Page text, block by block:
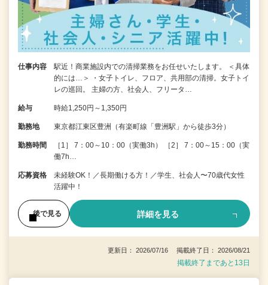
仕事内容
駅近！商業施設内での清掃業務をお任せいたします。 ＜具体
的には…＞ ・女子トイレ、フロア、共用部の清掃。女子トイ
レの巡回。 主婦の方、社会人、フリータ…
給与 時給1,250円～1,350円
勤務地 東京都江東区豊洲（有楽町線「豊洲駅」から徒歩3分）
勤務時間
［1］ 7：00～10：00（実働3h） ［2］ 7：00～15：00（実
働7h…
応募資格
未経験OK！／長期働ける方！／学生、社会人〜70歳代女性
活躍中！
後で見る 詳細を見る
更新日： 2026/07/16 掲載終了日： 2026/08/21
掲載終了まであと13日